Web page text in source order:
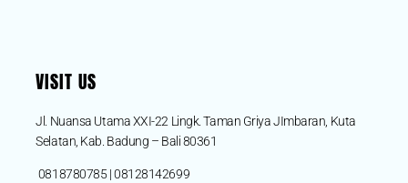
VISIT US
Jl. Nuansa Utama XXI-22 Lingk. Taman Griya JImbaran, Kuta
Selatan, Kab. Badung – Bali 80361
0818780785 | 08128142699